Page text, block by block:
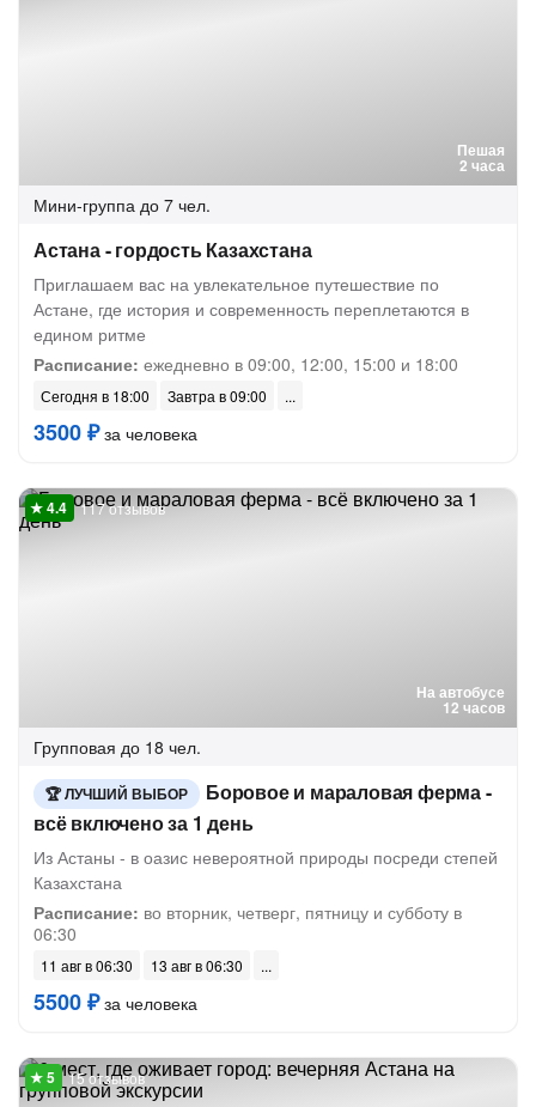
Пешая
2 часа
Мини-группа до 7 чел.
Астана - гордость Казахстана
Приглашаем вас на увлекательное путешествие по
Астане, где история и современность переплетаются в
едином ритме
Расписание: ежедневно в 09:00, 12:00, 15:00 и 18:00
Сегодня в 18:00 Завтра в 09:00
3500 ₽за человека
На автобусе
12 часов
117 отзывов
Групповая до 18 чел.
ЛУЧШИЙ ВЫБОР
Боровое и мараловая ферма -
всё включено за 1 день
Из Астаны - в оазис невероятной природы посреди степей
Казахстана
Расписание: во вторник, четверг, пятницу и субботу в
06:30
11 авг в 06:30 13 авг в 06:30
5500 ₽за человека
15 отзывов